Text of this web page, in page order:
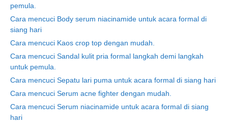
pemula.
Cara mencuci Body serum niacinamide untuk acara formal di
siang hari
Cara mencuci Kaos crop top dengan mudah.
Cara mencuci Sandal kulit pria formal langkah demi langkah
untuk pemula.
Cara mencuci Sepatu lari puma untuk acara formal di siang hari
Cara mencuci Serum acne fighter dengan mudah.
Cara mencuci Serum niacinamide untuk acara formal di siang
hari